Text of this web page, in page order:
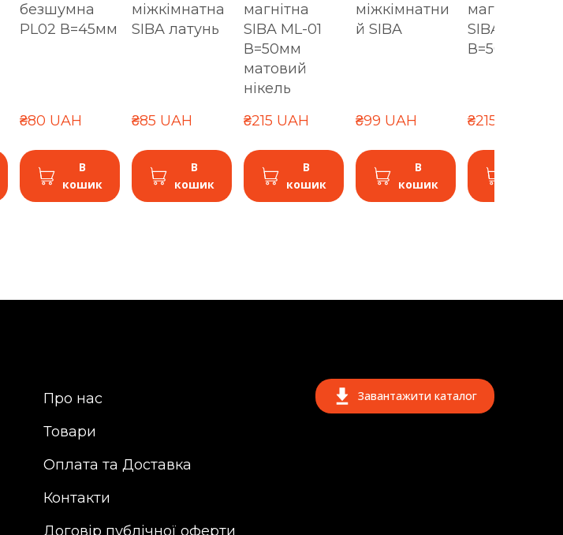
безшумна
PL02 В=45мм
₴80 UAH
В
кошик
міжкімнатна
SIBA латунь
₴85 UAH
В
кошик
магнітна
SIBA ML-01
В=50мм
матовий
нікель
₴215 UAH
В
кошик
міжкімнатни
й SIBA
₴99 UAH
В
кошик
магнітна
SIBA ML-01
В=50мм
₴215 UAH
Про нас
Товари
Оплата та Доставка
Контакти
Договір публічної оферти
Завантажити каталог